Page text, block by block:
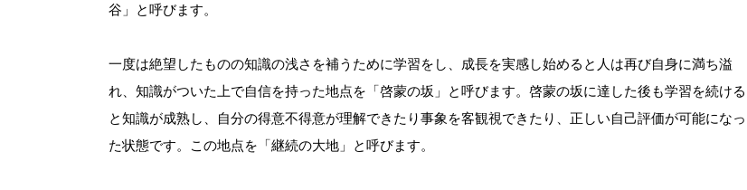
谷」と呼びます。
一度は絶望したものの知識の浅さを補うために学習をし、成長を実感し始めると人は再び自身に満ち溢
れ、知識がついた上で自信を持った地点を「啓蒙の坂」と呼びます。啓蒙の坂に達した後も学習を続ける
と知識が成熟し、自分の得意不得意が理解できたり事象を客観視できたり、正しい自己評価が可能になっ
た状態です。この地点を「継続の大地」と呼びます。